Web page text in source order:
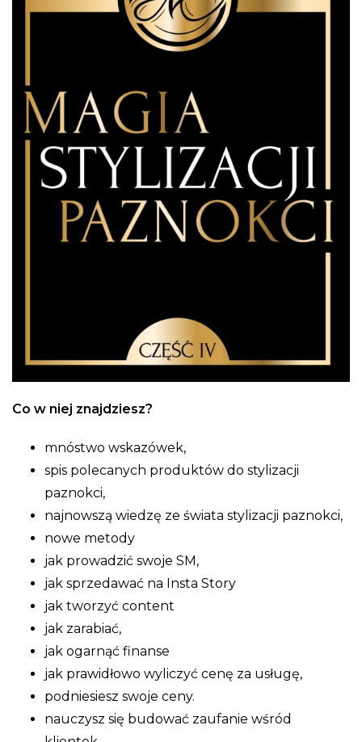
Co w niej znajdziesz?
mnóstwo wskazówek,
spis polecanych produktów do stylizacji
paznokci,
najnowszą wiedzę ze świata stylizacji paznokci,
nowe metody
jak prowadzić swoje SM,
jak sprzedawać na Insta Story
jak tworzyć content
jak zarabiać,
jak ogarnąć finanse
jak prawidłowo wyliczyć cenę za usługę,
podniesiesz swoje ceny.
nauczysz się budować zaufanie wśród